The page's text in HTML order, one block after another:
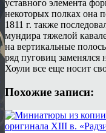
уставного элемента
некоторых полках она
1811 г. также
мундира тяжелой
на вертикальные
ряд пуговиц
Хоули все еще носит
Похожие записи: